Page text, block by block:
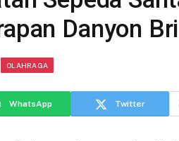
Danyon
OLAHRAGA
WhatsApp Twitter